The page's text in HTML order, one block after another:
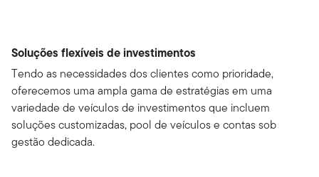
Soluções flexíveis de investimentos
Tendo as necessidades dos clientes como prioridade,
oferecemos uma ampla gama de estratégias em uma
variedade de veículos de investimentos que incluem
soluções customizadas, pool de veículos e contas sob
gestão dedicada.